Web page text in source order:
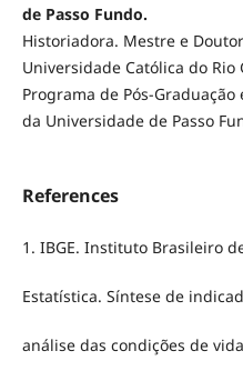
de Passo Fundo.
Historiadora. Mestre e
Universidade Católica do
Programa de Pós-
da Universidade de Passo
References
1. IBGE. Instituto Brasileiro
Estatística. Síntese de
análise das condições de